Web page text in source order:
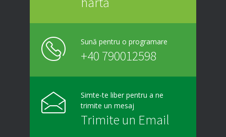
Sună pentru o programare
+40 790012598
Simte-te liber pentru a ne
trimite un mesaj
Trimite un Email